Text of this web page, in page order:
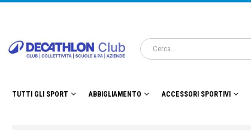
TUTTI GLI SPORT ABBIGLIAMENTO ACCESSORI SPORTIVI